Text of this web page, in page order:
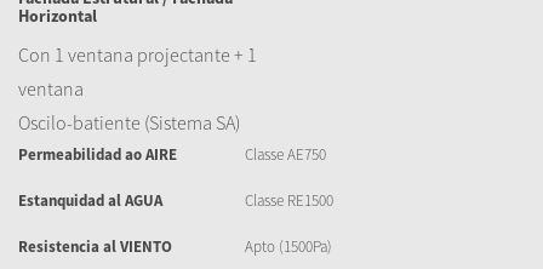
Horizontal
Con 1 ventana projectante + 1
ventana
Oscilo-batiente (Sistema SA)
Permeabilidad ao AIRE Classe AE750
Estanquidad al AGUA Classe RE1500
Resistencia al VIENTO Apto (1500Pa)